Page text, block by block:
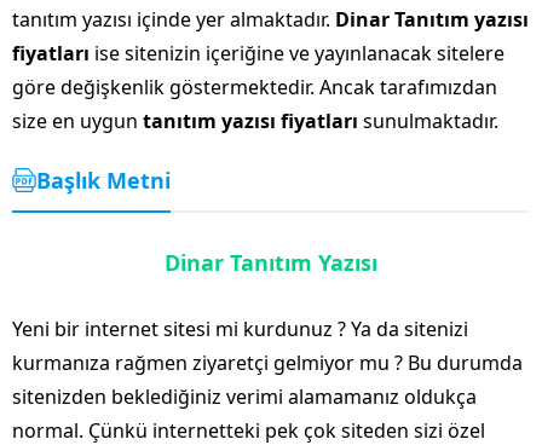
tanıtım yazısı içinde yer almaktadır. Dinar Tanıtım yazısı
fiyatları ise sitenizin içeriğine ve yayınlanacak sitelere
göre değişkenlik göstermektedir. Ancak tarafımızdan
size en uygun tanıtım yazısı fiyatları sunulmaktadır.
Başlık Metni
Dinar Tanıtım Yazısı
Yeni bir internet sitesi mi kurdunuz ? Ya da sitenizi
kurmanıza rağmen ziyaretçi gelmiyor mu ? Bu durumda
sitenizden beklediğiniz verimi alamamanız oldukça
normal. Çünkü internetteki pek çok siteden sizi özel